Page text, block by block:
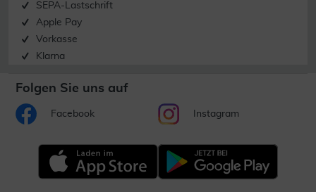
SEPA-Lastschrift
Apple Pay
Vorkasse
Klarna
Folgen Sie uns auf
Facebook Instagram